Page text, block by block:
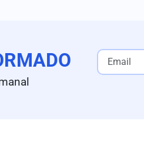
GobernArte
frente de
37.6%
Astudillo,